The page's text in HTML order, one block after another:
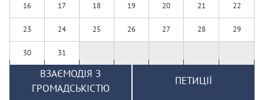
16 17 18 19 20 21 22
23 24 25 26 27 28 29
30 31
ВЗАЄМОДІЯ З
ГРОМАДСЬКІСТЮ
ПЕТИЦІЇ